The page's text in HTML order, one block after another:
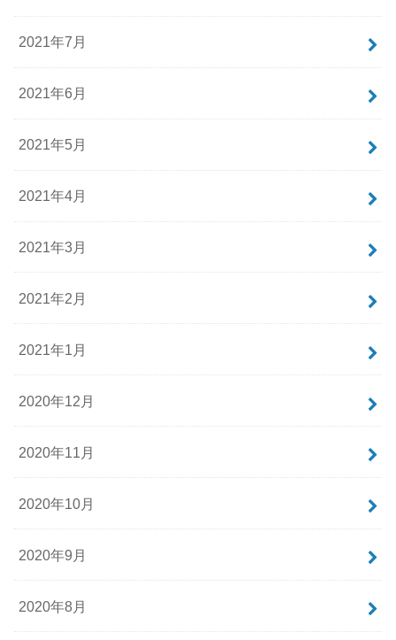
2021年7月
2021年6月
2021年5月
2021年4月
2021年3月
2021年2月
2021年1月
2020年12月
2020年11月
2020年10月
2020年9月
2020年8月